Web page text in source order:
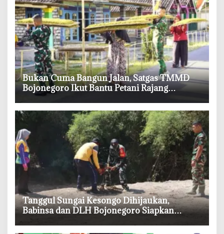
‎Bukan Cuma Bangun Jalan, Satgas TMMD
Bojonegoro Ikut Bantu Petani Rajang
Tembakau
‎Tanggul Sungai Kesongo Dihijaukan,
Babinsa dan DLH Bojonegoro Siapkan